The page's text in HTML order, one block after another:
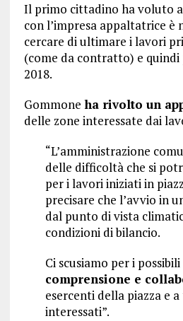
Il primo cittadino ha voluto
con l’impresa appaltatrice è
cercare di ultimare i lavori
(come da contratto) e quindi
2018.
Gommone ha rivolto un
delle zone interessate dai
“L’amministrazione
delle difficoltà che si
per i lavori iniziati in
precisare che l’avvio in
dal punto di vista
condizioni di bilancio.
Ci scusiamo per i possibili
comprensione e
esercenti della piazza e
interessati”.